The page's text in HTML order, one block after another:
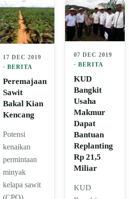
17 DEC 2019
·BERITA
Peremajaan
Sawit
Bakal Kian
Kencang
Potensi
kenaikan
permintaan
minyak
kelapa sawit
07 DEC 2019
· BERITA
KUD
Bangkit
Usaha
Makmur
Dapat
Bantuan
Replanting
Rp 21,5
Miliar
KUD